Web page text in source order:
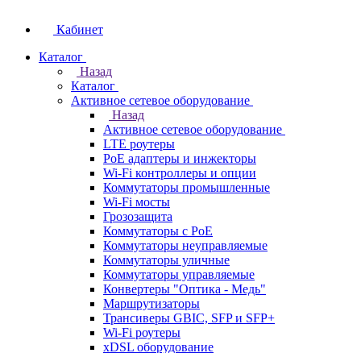
Кабинет
Каталог
Назад
Каталог
Активное сетевое оборудование
Назад
Активное сетевое оборудование
LTE роутеры
PoE адаптеры и инжекторы
Wi-Fi контроллеры и опции
Коммутаторы промышленные
Wi-Fi мосты
Грозозащита
Коммутаторы c PoE
Коммутаторы неуправляемые
Коммутаторы уличные
Коммутаторы управляемые
Конвертеры "Оптика - Медь"
Маршрутизаторы
Трансиверы GBIC, SFP и SFP+
Wi-Fi роутеры
xDSL оборудование